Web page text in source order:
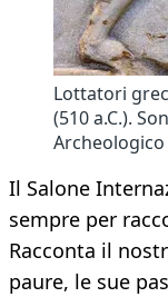
Lottatori
(510 a.C.).
Il Salone
sempre per
Racconta il
paure, le sue